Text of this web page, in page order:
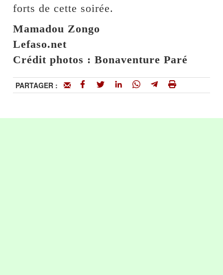
forts de cette soirée.
Mamadou Zongo
Lefaso.net
Crédit photos : Bonaventure Paré
PARTAGER :